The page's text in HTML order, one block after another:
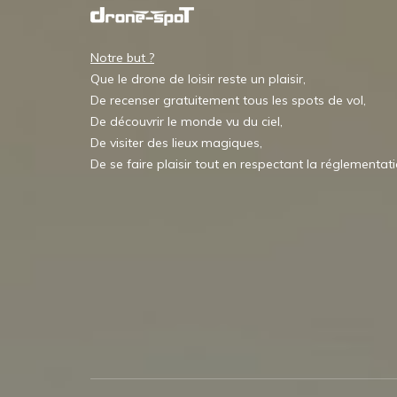
Notre but ?
Que le drone de loisir reste un plaisir,
De recenser gratuitement tous les spots de vol,
De découvrir le monde vu du ciel,
De visiter des lieux magiques,
De se faire plaisir tout en respectant la